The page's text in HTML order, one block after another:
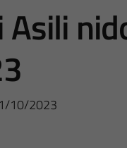
10/2023